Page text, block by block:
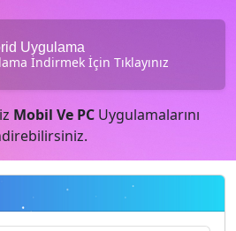
Uygulama
İndirmek İçin Tıklayınız
Mobil Ve PC Uygulamalarını